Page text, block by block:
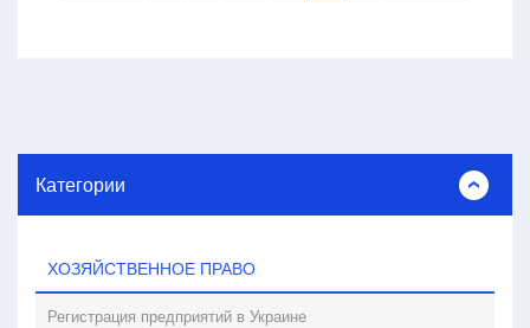
Категории
ХОЗЯЙСТВЕННОЕ ПРАВО
Регистрация предприятий в Украине